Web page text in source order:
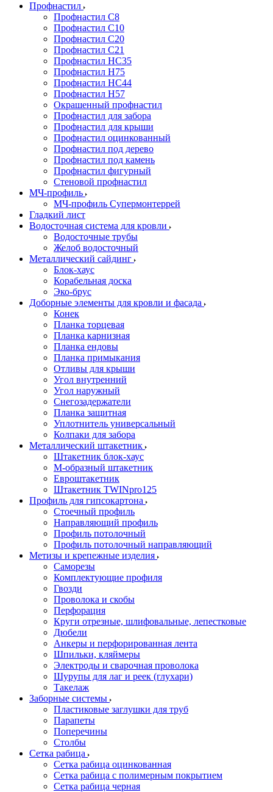
Профнастил
Профнастил С8
Профнастил С10
Профнастил С20
Профнастил С21
Профнастил НС35
Профнастил Н75
Профнастил HC44
Профнастил Н57
Окрашенный профнастил
Профнастил для забора
Профнастил для крыши
Профнастил оцинкованный
Профнастил под дерево
Профнастил под камень
Профнастил фигурный
Стеновой профнастил
МЧ-профиль
МЧ-профиль Супермонтеррей
Гладкий лист
Водосточная система для кровли
Водосточные трубы
Желоб водосточный
Металлический сайдинг
Блок-хаус
Корабельная доска
Эко-брус
Доборные элементы для кровли и фасада
Конек
Планка торцевая
Планка карнизная
Планка ендовы
Планка примыкания
Отливы для крыши
Угол внутренний
Угол наружный
Снегозадержатели
Планка защитная
Уплотнитель универсальный
Колпаки для забора
Металлический штакетник
Штакетник блок-хаус
М-образный штакетник
Евроштакетник
Штакетник TWINpro125
Профиль для гипсокартона
Стоечный профиль
Направляющий профиль
Профиль потолочный
Профиль потолочный направляющий
Метизы и крепежные изделия
Саморезы
Комплектующие профиля
Гвозди
Проволока и скобы
Перфорация
Круги отрезные, шлифовальные, лепестковые
Дюбели
Анкеры и перфорированная лента
Шпильки, кляймеры
Электроды и сварочная проволока
Шурупы для лаг и реек (глухари)
Такелаж
Заборные системы
Пластиковые заглушки для труб
Парапеты
Поперечины
Столбы
Сетка рабица
Сетка рабица оцинкованная
Сетка рабица с полимерным покрытием
Сетка рабица черная